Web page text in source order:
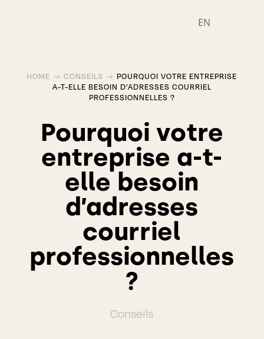
EN
HOME $ CONSEILS $ POURQUOI VOTRE ENTREPRISE
A-T-ELLE BESOIN D’ADRESSES COURRIEL
PROFESSIONNELLES ?
Pourquoi votre
entreprise a-t-
elle besoin
d’adresses
courriel
professionnelles
?
Conseils